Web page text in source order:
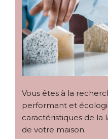
Vous êtes à la
performant et
caractéristiques de la
de votre maison.